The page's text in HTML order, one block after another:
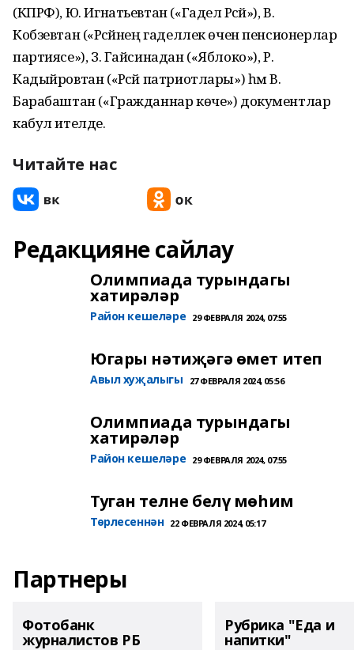
(КПРФ), Ю. Игнатьевтан («Гадел Рәсәй»), В.
Кобзевтан («Рәсәйнең гаделлек өчен пенсионерлар
партиясе»), З. Гайсинадан («Яблоко»), Р.
Кадыйровтан («Рәсәй патриотлары») һәм В.
Барабаштан («Гражданнар көче») документлар
кабул ителде.
Читайте нас
Редакцияне сайлау
Олимпиада турындагы
хатирәләр
Район кешеләре 29 ФЕВРАЛЯ 2024, 07:55
Югары нәтиҗәгә өмет итеп
Авыл хуҗалыгы 27 ФЕВРАЛЯ 2024, 05:56
Олимпиада турындагы
хатирәләр
Район кешеләре 29 ФЕВРАЛЯ 2024, 07:55
Туган телне белү мөһим
Төрлесеннән 22 ФЕВРАЛЯ 2024, 05:17
Партнеры
Фотобанк
журналистов РБ
Рубрика "Еда и
напитки"